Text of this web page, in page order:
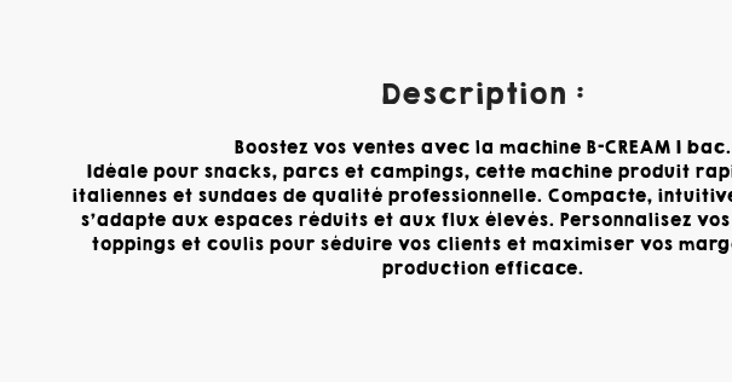
Description :
Boostez vos ventes avec la machine B-CREAM 1 bac.
Idéale pour snacks, parcs et campings, cette machine produit
italiennes et sundaes de qualité professionnelle. Compacte,
s’adapte aux espaces réduits et aux flux élevés. Personnalisez
toppings et coulis pour séduire vos clients et maximiser vos
production efficace.